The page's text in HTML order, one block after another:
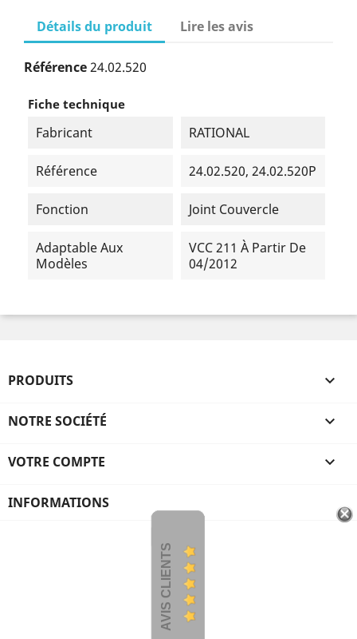
Détails du produit Lire les avis
Référence24.02.520
Fiche technique
Fabricant RATIONAL
Référence 24.02.520, 24.02.520P
Fonction Joint Couvercle
Adaptable Aux
Modèles
VCC 211 À Partir De
04/2012
PRODUITS 
NOTRE SOCIÉTÉ 
VOTRE COMPTE 
INFORMATIONS
AVIS CLIENTS